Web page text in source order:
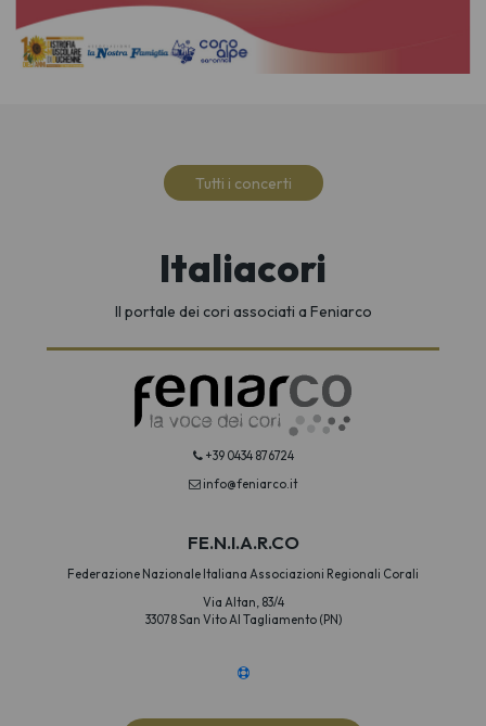
Tutti i concerti
Italiacori
Il portale dei cori associati a Feniarco
+39 0434 876724
info@feniarco.it
FE.N.I.A.R.CO
Federazione Nazionale Italiana Associazioni Regionali Corali
Via Altan, 83/4
33078 San Vito Al Tagliamento (PN)